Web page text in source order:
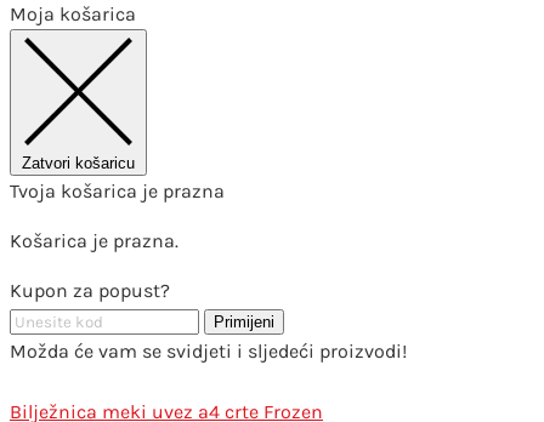
Moja košarica
Zatvori košaricu
Tvoja košarica je prazna
Košarica je prazna.
Kupon za popust?
Primijeni
Možda će vam se svidjeti i sljedeći proizvodi!
Bilježnica meki uvez a4 crte Frozen